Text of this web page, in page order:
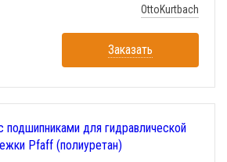
OttoKurtbach
Заказать